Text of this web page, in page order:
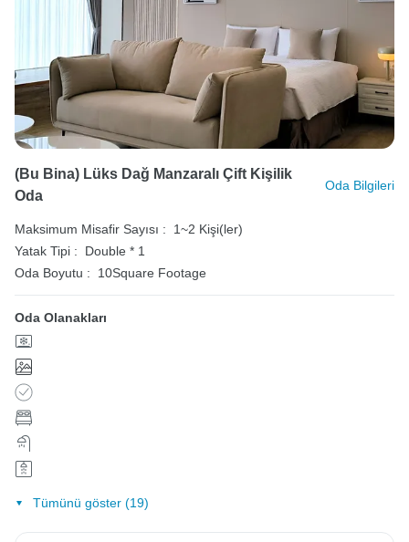
(Bu Bina) Lüks Dağ Manzaralı Çift Kişilik
Oda
Oda Bilgileri
Maksimum Misafir Sayısı :
1~2 Kişi(ler)
Yatak Tipi :
Double * 1
Oda Boyutu :
10Square Footage
Oda Olanakları
Tümünü göster (19)